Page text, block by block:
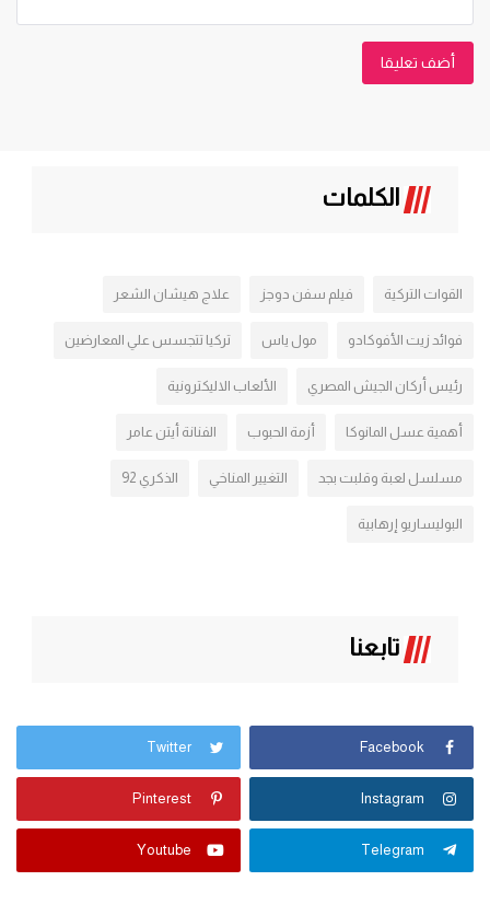
أضف تعليقا
الكلمات
القوات التركية فيلم سفن دوجز علاج هيشان الشعر
فوائد زيت الأفوكادو مول ياس تركيا تتجسس علي المعارضين
رئيس أركان الجيش المصري الألعاب الاليكترونية
أهمية عسل المانوكا أزمة الحبوب الفنانة أيتن عامر
مسلسل لعبة وقلبت بجد التغيير المناخي الذكري 92
البوليساريو إرهابية
تابعنا
Facebook
Twitter
Instagram
Pinterest
Telegram
Youtube